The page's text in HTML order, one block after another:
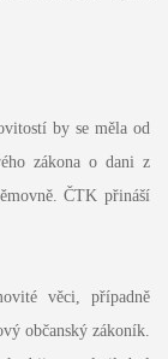
by se měla od
zákona o dani z
ČTK přináší
věci, případně
občanský zákoník.